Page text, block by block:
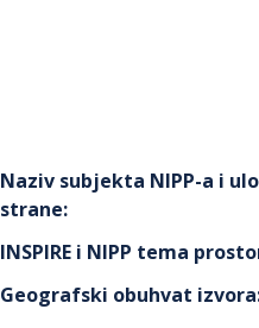
Naziv subjekta NIPP-a i
strane:
INSPIRE i NIPP tema
Geografski obuhvat izvora